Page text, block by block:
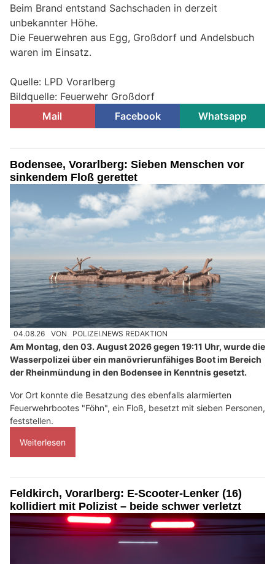
Beim Brand entstand Sachschaden in derzeit
unbekannter Höhe.
Die Feuerwehren aus Egg, Großdorf und Andelsbuch
waren im Einsatz.
Quelle: LPD Vorarlberg
Bildquelle: Feuerwehr Großdorf
Mail
Facebook Whatsapp
Bodensee, Vorarlberg: Sieben Menschen vor
sinkendem Floß gerettet
04.08.26 VON POLIZEI.NEWS REDAKTION
Am Montag, den 03. August 2026 gegen 19:11 Uhr, wurde die
Wasserpolizei über ein manövrierunfähiges Boot im Bereich
der Rheinmündung in den Bodensee in Kenntnis gesetzt.
Vor Ort konnte die Besatzung des ebenfalls alarmierten
Feuerwehrbootes "Föhn", ein Floß, besetzt mit sieben Personen,
feststellen.
Weiterlesen
Feldkirch, Vorarlberg: E-Scooter-Lenker (16)
kollidiert mit Polizist – beide schwer verletzt